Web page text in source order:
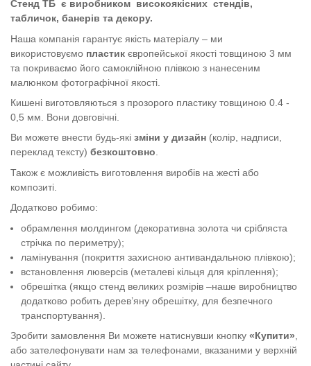
Стенд ТБ є виробником високоякісних стендів,
табличок, банерів та декору.
Наша компанія гарантує якість матеріалу – ми
використовуємо пластик європейської якості товщиною 3 мм
та покриваємо його самоклійною плівкою з нанесеним
малюнком фотографічної якості.
Кишені виготовляються з прозорого пластику товщиною 0.4 -
0,5 мм. Вони довговічні.
Ви можете внести будь-які зміни у дизайн (колір, надписи,
переклад тексту) безкоштовно.
Також є можливість виготовлення виробів на жесті або
композиті.
Додатково робимо:
обрамлення молдингом (декоративна золота чи срібляста
стрічка по периметру);
ламінування (покриття захисною антивандальною плівкою);
встановлення люверсів (металеві кільця для кріплення);
обрешітка (якщо стенд великих розмірів –наше виробництво
додатково робить дерев’яну обрешітку, для безпечного
транспортування).
Зробити замовлення Ви можете натиснувши кнопку «Купити»
або зателефонувати нам за телефонами, вказаними у верхній